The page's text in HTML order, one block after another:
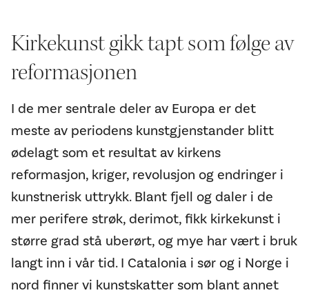
Kirkekunst gikk tapt som følge av
reformasjonen
I de mer sentrale deler av Europa er det
meste av periodens kunstgjenstander blitt
ødelagt som et resultat av kirkens
reformasjon, kriger, revolusjon og endringer i
kunstnerisk uttrykk. Blant fjell og daler i de
mer perifere strøk, derimot, fikk kirkekunst i
større grad stå uberørt, og mye har vært i bruk
langt inn i vår tid. I Catalonia i sør og i Norge i
nord finner vi kunstskatter som blant annet